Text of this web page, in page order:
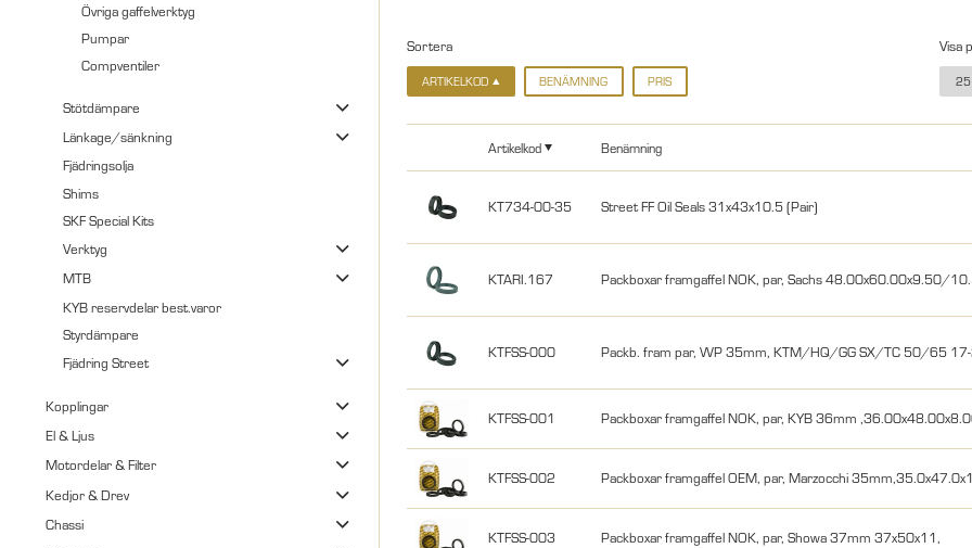
Övriga gaffelverktyg
Pumpar
Compventiler
Stötdämpare
Länkage/sänkning
Fjädringsolja
Shims
SKF Special Kits
Verktyg
MTB
KYB reservdelar best.varor
Styrdämpare
Fjädring Street
Kopplingar
El & Ljus
Motordelar & Filter
Kedjor & Drev
Chassi
Sortera
ARTIKELKOD BENÄMNING PRIS
Visa
25
Artikelkod Benämning
KT734-00-35 Street FF Oil Seals 31x43x10.5 (Pair)
KTARI.167 Packboxar framgaffel NOK, par, Sachs 48.00x60.00x9.50/
KTFSS-000 Packb. fram par, WP 35mm, KTM/HQ/GG SX/TC 50/65
KTFSS-001 Packboxar framgaffel NOK, par, KYB 36mm
KTFSS-002 Packboxar framgaffel OEM, par, Marzocchi
KTFSS-003 Packboxar framgaffel NOK, par, Showa 37mm 37x50x11,